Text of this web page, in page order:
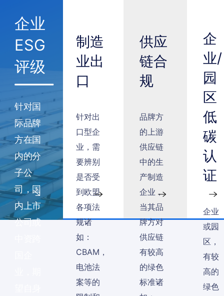
企业
ESG
评级
针对国
际品牌
方在国
内的分
子公
司，国
内上市
公司或
制造
业出
口
针对出
口型企
业，需
要辨别
是否受
到欧盟
各项法
规诸
如：
CBAM，
电池法
案等的
供应
链合
规
品牌方
的上游
供应链
中的生
产制造
企业，
当其品
牌方对
供应链
有较高
的绿色
标准诸
企
业/
园
区
低
碳
认
证
企业
或园
区，
有较
高的
绿色